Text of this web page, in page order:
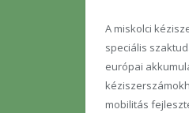
A miskolci
speciális
európai
mobilitás